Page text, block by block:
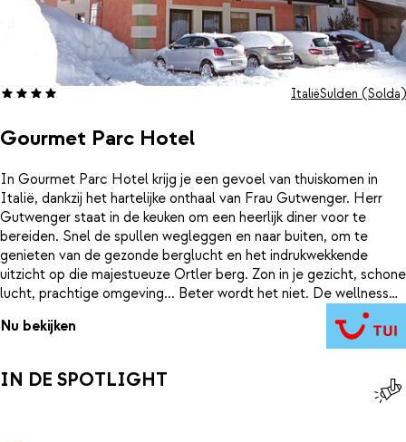
Gourmet Parc Hotel
ItaliëSulden (Solda)
In Gourmet Parc Hotel krijg je een gevoel van thuiskomen in
Italië, dankzij het hartelijke onthaal van Frau Gutwenger. Herr
Gutwenger staat in de keuken om een heerlijk diner voor te
bereiden. Snel de spullen wegleggen en naar buiten, om te
genieten van de gezonde berglucht en het indrukwekkende
uitzicht op die majestueuze Ortler berg. Zon in je gezicht, schone
lucht, prachtige omgeving... Beter wordt het niet. De wellness
en de keuken krijgen hier hoge beoordelingen, dus dat belooft
wat als je terugkomt van de pistes! En wil je een dag niet
wintersporten? dan zijn bij voorbeeld de steden Bolzano en
Merano gemakkelijk te bereiken. Een dagje shoppen kan ook heel
gezellig zijn.
Nu bekijken
IN DE SPOTLIGHT